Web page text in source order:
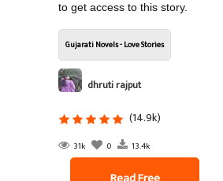
to get access to this story.
Gujarati Novels - Love Stories
dhruti rajput
(14.9k)
31k 0 13.4k